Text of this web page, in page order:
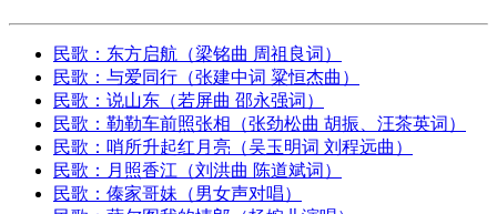
民歌：东方启航（梁铭曲 周祖良词）
民歌：与爱同行（张建中词 粱恒杰曲）
民歌：说山东（若屏曲 邵永强词）
民歌：勒勒车前照张相（张劲松曲 胡振、汪茶英词）
民歌：哨所升起红月亮（吴玉明词 刘程远曲）
民歌：月照香江（刘洪曲 陈道斌词）
民歌：傣家哥妹（男女声对唱）